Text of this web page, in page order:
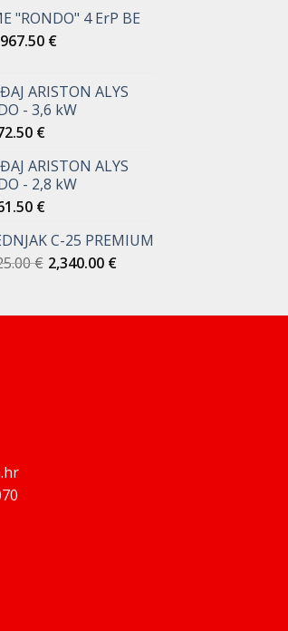
"RONDO" 4 ErP BE
Izvorna
€.
967.50 €Trenutna
967.50 €.
ARISTON ALYS
- 3,6 kW
€.
€Trenutna
je:
472.50 €.
ARISTON ALYS
- 2,8 kW
€Trenutna
je:
461.50 €.
C-25 PREMIUM
€ 2,340.00 €